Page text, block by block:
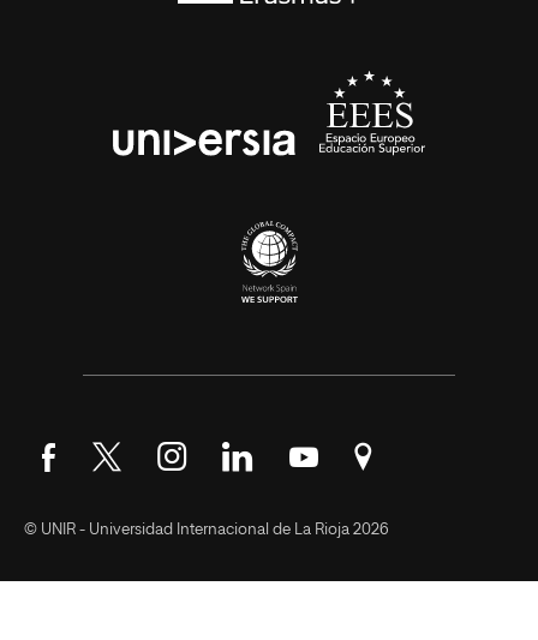
Síguenos en Facebook
Síguenos en Twitter
Síguenos en Instagram
Síguenos en LinkedIn
Síguenos en YouTube
Encuéntranos en
© UNIR - Universidad Internacional de La Rioja 2026